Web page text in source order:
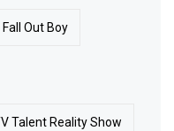
Fall Out Boy
Talent Reality Show